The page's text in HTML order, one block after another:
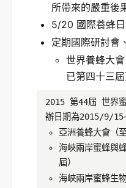
所帶來的嚴重後
5/20 國際養蜂日
定期國際研討會
世界養蜂大
已第四十三屆
2015 第44屆 世界
辦日期為2015/9/
亞洲養蜂大會（
海峽兩岸蜜蜂與
屆）
海峽兩岸蜜蜂生